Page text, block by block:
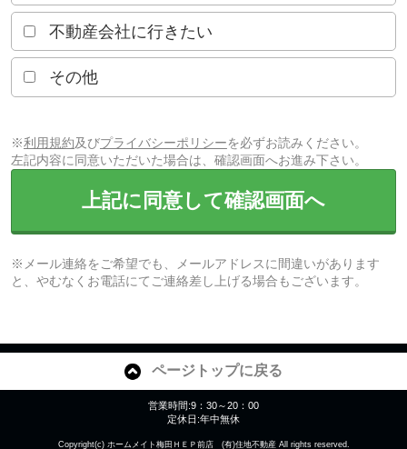
不動産会社に行きたい
その他
※利用規約及びプライバシーポリシーを必ずお読みください。
左記内容に同意いただいた場合は、確認画面へお進み下さい。
上記に同意して確認画面へ
※メール連絡をご希望でも、メールアドレスに間違いがあります
と、やむなくお電話にてご連絡差し上げる場合もございます。
ページトップに戻る
営業時間:9：30～20：00
定休日:年中無休
Copyright(c) ホームメイト梅田ＨＥＰ前店 (有)住地不動産 All rights reserved.